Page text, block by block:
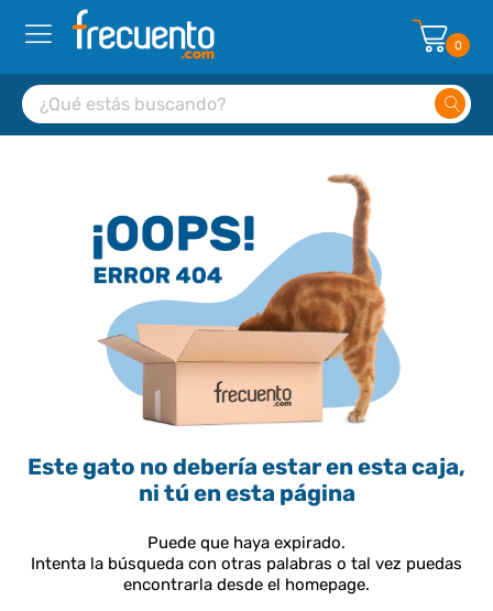
0
Este gato no debería estar en esta caja,
ni tú en esta página
Puede que haya expirado.
Intenta la búsqueda con otras palabras o tal vez puedas
encontrarla desde el homepage.